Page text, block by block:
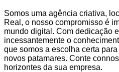
Somos uma agência criativa,
Real, o nosso compromisso é
mundo digital. Com dedicação
incessantemente o
que somos a escolha certa
novos patamares. Conte
horizontes da sua empresa.